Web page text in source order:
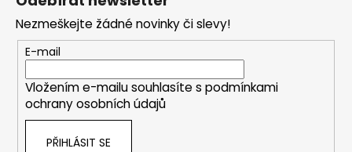
a
c
í
p
r
Nezmeškejte žádné novinky či slevy!
E-mail
Vložením e-mailu souhlasíte s podmínkami
ochrany osobních údajů
PŘIHLÁSIT SE